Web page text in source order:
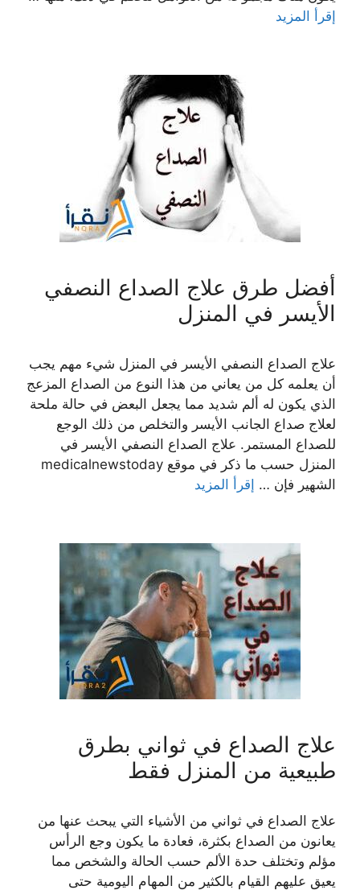
إقرأ المزيد
أفضل طرق علاج الصداع النصفي
الأيسر في المنزل
علاج الصداع النصفي الأيسر في المنزل شيء مهم يجب
أن يعلمه كل من يعاني من هذا النوع من الصداع المزعج
الذي يكون له ألم شديد مما يجعل البعض في حالة ملحة
لعلاج صداع الجانب الأيسر والتخلص من ذلك الوجع
للصداع المستمر. علاج الصداع النصفي الأيسر في
المنزل حسب ما ذكر في موقع medicalnewstoday
الشهير فإن … إقرأ المزيد
علاج الصداع في ثواني بطرق
طبيعية من المنزل فقط
علاج الصداع في ثواني من الأشياء التي يبحث عنها من
يعانون من الصداع بكثرة، فعادة ما يكون وجع الرأس
مؤلم وتختلف حدة الألم حسب الحالة والشخص مما
يعيق عليهم القيام بالكثير من المهام اليومية حتى